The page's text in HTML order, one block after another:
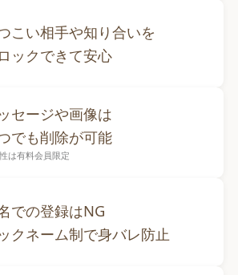
こい相手や知り合いを
ックできて安心
セージや画像は
でも削除が可能
は有料会員限定
での登録はNG
クネーム制で身バレ防止